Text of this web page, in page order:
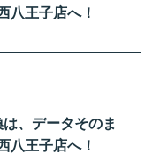
八王子店へ！
、データそのま
八王子店へ！